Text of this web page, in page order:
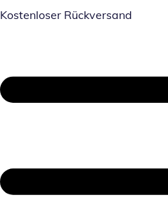
Kostenloser Rückversand